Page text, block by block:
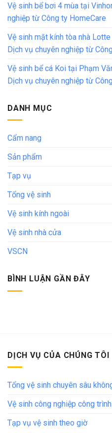
Vệ sinh bể bơi 4 mùa tại
nghiệp từ Công ty HomeCare
Vệ sinh mặt kính tòa nhà
Dịch vụ chuyên nghiệp từ
Vệ sinh bể cá Koi tại Phạm
Dịch vụ chuyên nghiệp từ
DANH MỤC
Cẩm nang
Sản phẩm
Tạp vụ
Tổng vệ sinh
Vệ sinh kính ngoài
Vệ sinh nhà cửa
VSCN
BÌNH LUẬN GẦN ĐÂY
DỊCH VỤ CỦA CHÚNG TÔI
Tổng vệ sinh chuyên sâu
Vệ sinh công nghiệp công
Tạp vụ vệ sinh theo giờ